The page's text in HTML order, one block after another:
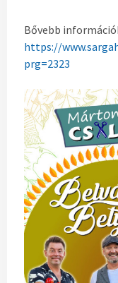
Bővebb
https://
prg=2323